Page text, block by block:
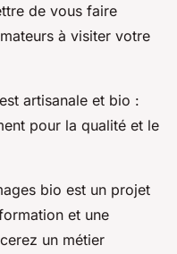
de vous faire
à visiter votre
artisanale et bio :
pour la qualité et le
bio est un projet
et une
un métier